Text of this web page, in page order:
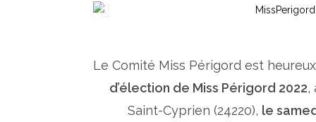
Le Comité Miss Périgord est
d’élection de Miss Périgord 2022,
Saint-Cyprien (24220), le